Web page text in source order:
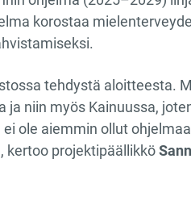
korostaa
tehdystä aloitteesta.
niin myös Kainuussa,
ole aiemmin ollut
kertoo projektipäällikkö